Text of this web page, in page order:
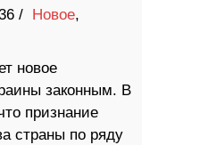
/ Новое,
новое
законным. В
признание
страны по ряду